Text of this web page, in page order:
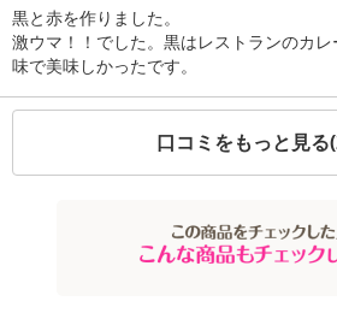
アレルギー表示:
【ホワイトカレー 中辛】
乳成分・小麦・大豆・豚肉
【ブラックカレー 中辛】
乳成分・小麦・えび・大豆
【ホワイトカレー 中辛】
黒と赤を作りました。
激ウマ！！でした。黒はレストランのカ
味で美味しかったです。
口コミをもっと見る